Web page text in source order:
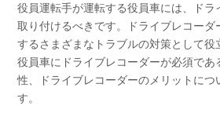
役員運転手が運転する役員車には、ドラ
取り付けるべきです。ドライブレコーダ
するさまざまなトラブルの対策として役
役員車にドライブレコーダーが必須であ
性、ドライブレコーダーのメリットにつ
す。